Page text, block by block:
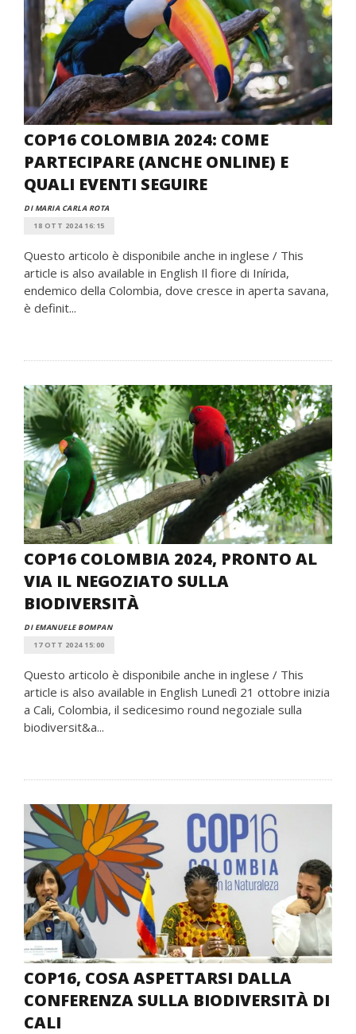
COP16 COLOMBIA 2024: COME
PARTECIPARE (ANCHE ONLINE) E
QUALI EVENTI SEGUIRE
DI MARIA CARLA ROTA
18 OTT 2024 16:15
Questo articolo è disponibile anche in inglese / This
article is also available in English Il fiore di Inírida,
endemico della Colombia, dove cresce in aperta savana,
è definit...
COP16 COLOMBIA 2024, PRONTO AL
VIA IL NEGOZIATO SULLA
BIODIVERSITÀ
DI EMANUELE BOMPAN
17 OTT 2024 15:00
Questo articolo è disponibile anche in inglese / This
article is also available in English Lunedì 21 ottobre inizia
a Cali, Colombia, il sedicesimo round negoziale sulla
biodiversit&a...
COP16, COSA ASPETTARSI DALLA
CONFERENZA SULLA BIODIVERSITÀ DI
CALI